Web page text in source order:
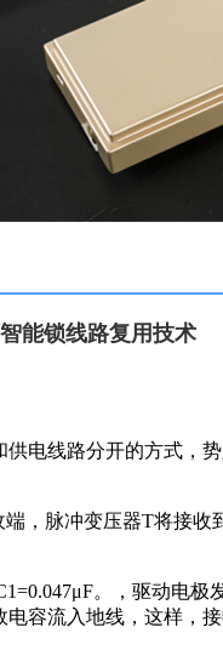
能锁线路复用技术
电线路分开的方式，
脉冲变压器T将接收
。，驱动电
容流入地线，这样，